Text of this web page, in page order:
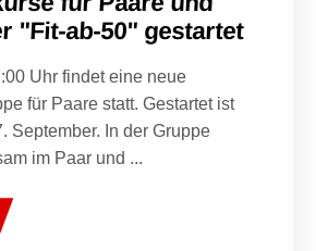
"Fit-ab-50" gestartet
Uhr findet eine neue
für Paare statt. Gestartet ist
September. In der Gruppe
im Paar und ...